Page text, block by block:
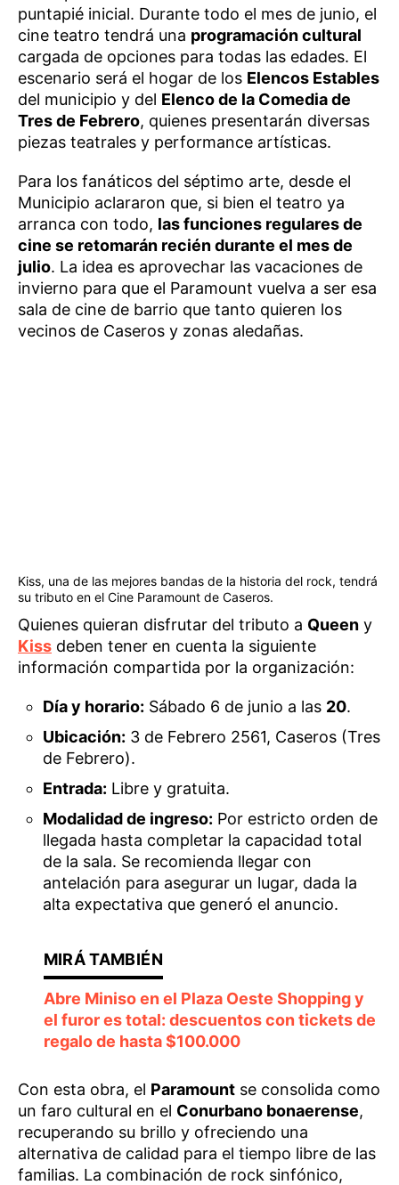
puntapié inicial. Durante todo el mes de junio, el
cine teatro tendrá una programación cultural
cargada de opciones para todas las edades. El
escenario será el hogar de los Elencos Estables
del municipio y del Elenco de la Comedia de
Tres de Febrero, quienes presentarán diversas
piezas teatrales y performance artísticas.
Para los fanáticos del séptimo arte, desde el
Municipio aclararon que, si bien el teatro ya
arranca con todo, las funciones regulares de
cine se retomarán recién durante el mes de
julio. La idea es aprovechar las vacaciones de
invierno para que el Paramount vuelva a ser esa
sala de cine de barrio que tanto quieren los
vecinos de Caseros y zonas aledañas.
Kiss, una de las mejores bandas de la historia del rock, tendrá
su tributo en el Cine Paramount de Caseros.
Quienes quieran disfrutar del tributo a Queen y
Kiss deben tener en cuenta la siguiente
información compartida por la organización:
Día y horario: Sábado 6 de junio a las 20.
Ubicación: 3 de Febrero 2561, Caseros (Tres
de Febrero).
Entrada: Libre y gratuita.
Modalidad de ingreso: Por estricto orden de
llegada hasta completar la capacidad total
de la sala. Se recomienda llegar con
antelación para asegurar un lugar, dada la
alta expectativa que generó el anuncio.
Abre Miniso en el Plaza Oeste Shopping y
el furor es total: descuentos con tickets de
regalo de hasta $100.000
Con esta obra, el Paramount se consolida como
un faro cultural en el Conurbano bonaerense,
recuperando su brillo y ofreciendo una
alternativa de calidad para el tiempo libre de las
familias. La combinación de rock sinfónico,